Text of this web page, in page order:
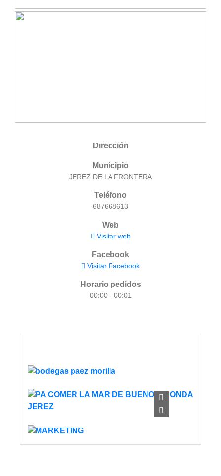
Dirección
Municipio
JEREZ DE LA FRONTERA
Teléfono
687668613
Web
Visitar web
Facebook
Visitar Facebook
Horario pedidos
00:00 - 00:01